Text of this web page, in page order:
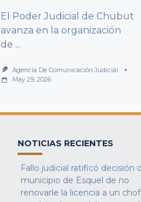
El Poder Judicial de Chubut
avanza en la organización
de ...
Agencia De Comunicación Judicial
May 29, 2026
NOTICIAS RECIENTES
Fallo judicial ratificó decisión
municipio de Esquel de no
renovarle la licencia a un